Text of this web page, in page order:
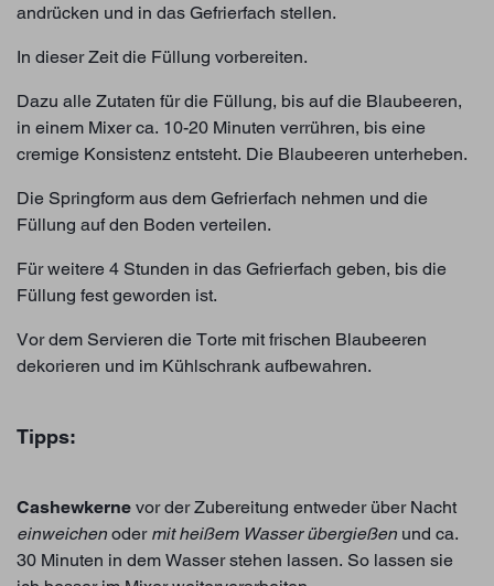
andrücken und in das Gefrierfach stellen.
In dieser Zeit die Füllung vorbereiten.
Dazu alle Zutaten für die Füllung, bis auf die Blaubeeren,
in einem Mixer ca. 10-20 Minuten verrühren, bis eine
cremige Konsistenz entsteht. Die Blaubeeren unterheben.
Die Springform aus dem Gefrierfach nehmen und die
Füllung auf den Boden verteilen.
Für weitere 4 Stunden in das Gefrierfach geben, bis die
Füllung fest geworden ist.
Vor dem Servieren die Torte mit frischen Blaubeeren
dekorieren und im Kühlschrank aufbewahren.
Tipps:
Cashewkerne vor der Zubereitung entweder über Nacht
einweichen odermit heißem Wasser übergießen und ca.
30 Minuten in dem Wasser stehen lassen. So lassen sie